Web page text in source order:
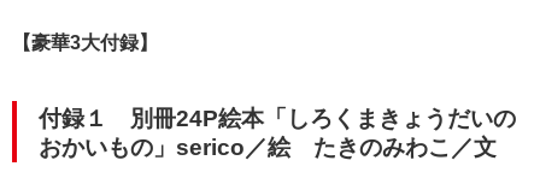
【豪華3大付録】
付録１ 別冊24P絵本「しろくまきょうだいの
おかいもの」serico／絵 たきのみわこ／文